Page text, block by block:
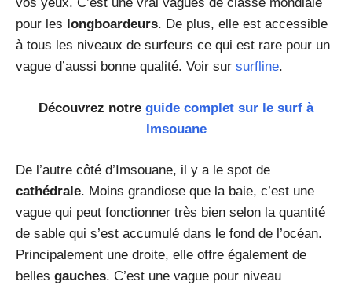
vos yeux. C’est une vrai vagues de classe mondiale
pour les longboardeurs. De plus, elle est accessible
à tous les niveaux de surfeurs ce qui est rare pour un
vague d’aussi bonne qualité. Voir sur surfline.
Découvrez notre guide complet sur le surf à
Imsouane
De l’autre côté d’Imsouane, il y a le spot de
cathédrale. Moins grandiose que la baie, c’est une
vague qui peut fonctionner très bien selon la quantité
de sable qui s’est accumulé dans le fond de l’océan.
Principalement une droite, elle offre également de
belles gauches. C’est une vague pour niveau